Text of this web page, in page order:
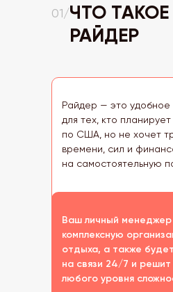
ЧТО ТАКОЕ
РАЙДЕР
01/
Райдер — это
для тех, кто планирует
по США, но не хочет
времени, сил и
на самостоятельную
Ваш личный менеджер
комплексную
отдыха, а также
на связи 24/7 и
любого уровня